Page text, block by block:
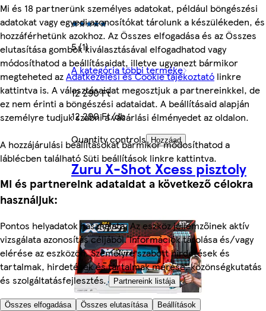
Mi és 18 partnerünk személyes adatokat, például böngészési
adatokat vagy egyedi azonosítókat tárolunk a készülékeden, és
hozzáférhetünk azokhoz. Az Összes elfogadása és az Összes
elutasítása gombok kiválasztásával elfogadhatod vagy
módosíthatod a beállításaidat, illetve ugyanezt bármikor
megteheted azAdatkezelési és Cookie tájékoztató linkre
kattintva is. A választásaidat megosztjuk a partnereinkkel, de
ez nem érinti a böngészési adataidat. A beállításaid alapján
személyre tudjuk szabni a vásárlási élményedet az oldalon.
A hozzájárulási beállításokat bármikor módosíthatod a
láblécben található Süti beállítások linkre kattintva.
Mi és partnereink adataidat a következő célokra
használjuk:
Pontos helyadatok használata. Az eszköz jellemzőinek aktív
vizsgálata azonosítás céljából. Információk tárolása és/vagy
elérése az eszközön. Személyre szabott hirdetések és
tartalmak, hirdetések és tartalmak mérése, közönségkutatás
és szolgáltatásfejlesztés.
Partnereink listája
Összes elfogadása Összes elutasítása Beállítások
5 (1)
A kategória többi terméke
12 290 Ft
12 290 Ft/db
Quantity controls
Hozzáad
Zuru X-Shot Xcess pisztoly